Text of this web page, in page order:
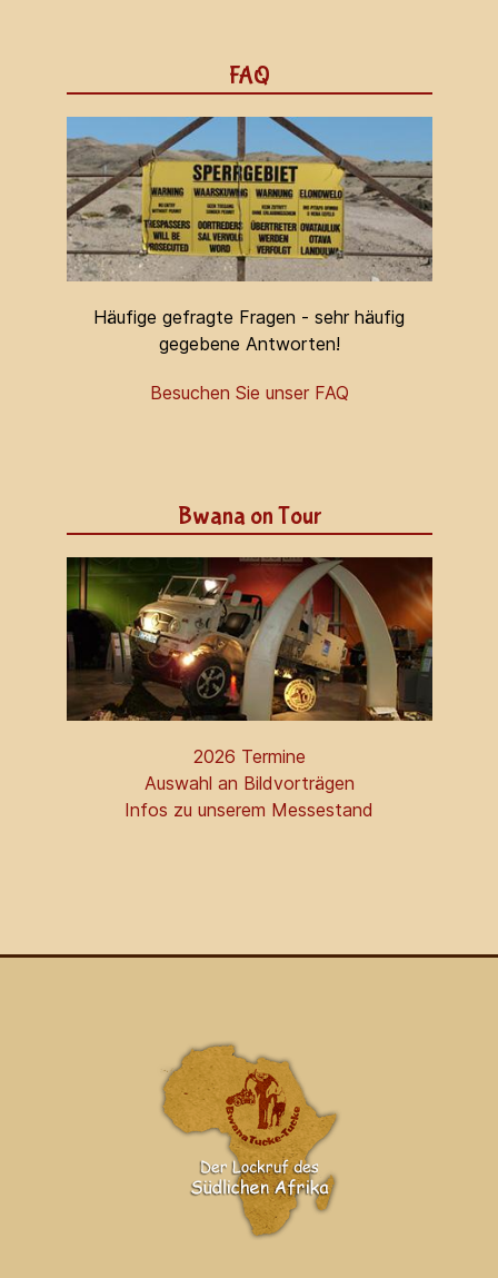
FAQ
Häufige gefragte Fragen - sehr häufig
gegebene Antworten!
Besuchen Sie unser FAQ
Bwana on Tour
2026 Termine
Auswahl an Bildvorträgen
Infos zu unserem Messestand